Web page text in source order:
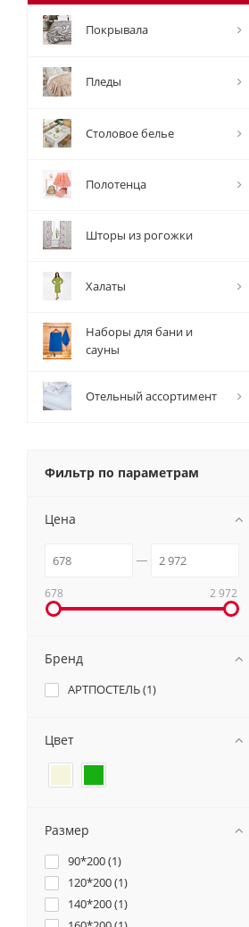
Покрывала
Пледы
Столовое белье
Полотенца
Шторы из рогожки
Халаты
Наборы для бани и
сауны
Отельный ассортимент
Фильтр по параметрам
Цена
678 2 972
Бренд
АРТПОСТЕЛЬ (1)
Цвет
Размер
90*200 (1)
120*200 (1)
140*200 (1)